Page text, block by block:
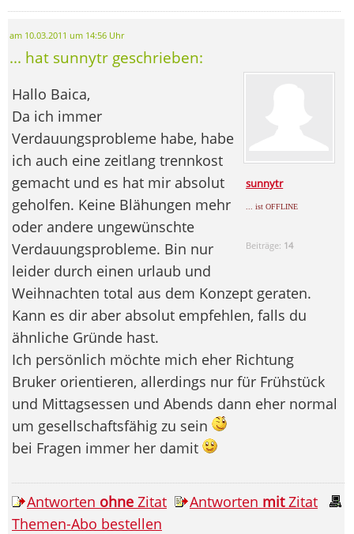
am 10.03.2011 um 14:56 Uhr
... hat sunnytr geschrieben:
sunnytr
... ist OFFLINE
Beiträge: 14
Hallo Baica,
Da ich immer
Verdauungsprobleme habe, habe
ich auch eine zeitlang trennkost
gemacht und es hat mir absolut
geholfen. Keine Blähungen mehr
oder andere ungewünschte
Verdauungsprobleme. Bin nur
leider durch einen urlaub und
Weihnachten total aus dem Konzept geraten.
Kann es dir aber absolut empfehlen, falls du
ähnliche Gründe hast.
Ich persönlich möchte mich eher Richtung
Bruker orientieren, allerdings nur für Frühstück
und Mittagsessen und Abends dann eher normal
um gesellschaftsfähig zu sein
bei Fragen immer her damit
Antworten ohne Zitat Antworten mitZitat
Themen-Abo bestellen